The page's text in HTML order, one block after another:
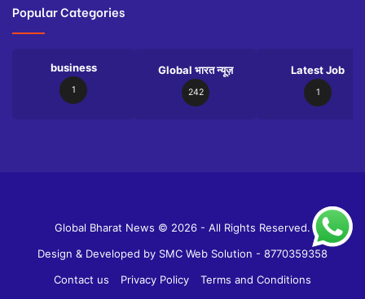
Popular Categories
business
1
Global भारत न्यूज़
242
Latest Job
1
Global Bharat News © 2026 - All Rights Reserved.
Design & Developed by SMC Web Solution - 8770359358
Contact us
Privacy Policy Terms and Conditions